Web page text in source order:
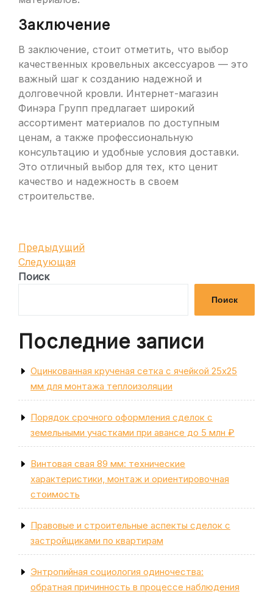
Заключение
В заключение, стоит отметить, что выбор
качественных кровельных аксессуаров — это
важный шаг к созданию надежной и
долговечной кровли. Интернет-магазин
Финэра Групп предлагает широкий
ассортимент материалов по доступным
ценам, а также профессиональную
консультацию и удобные условия доставки.
Это отличный выбор для тех, кто ценит
качество и надежность в своем
строительстве.
Навигация
по
записям
Предыдущая
запись
Предыдущий
Следующая
запись
Следующая
Поиск
Поиск
Последние записи
Оцинкованная крученая сетка с ячейкой 25х25
мм для монтажа теплоизоляции
Порядок срочного оформления сделок с
земельными участками при авансе до 5 млн ₽
Винтовая свая 89 мм: технические
характеристики, монтаж и ориентировочная
стоимость
Правовые и строительные аспекты сделок с
застройщиками по квартирам
Энтропийная социология одиночества:
обратная причинность в процессе наблюдения